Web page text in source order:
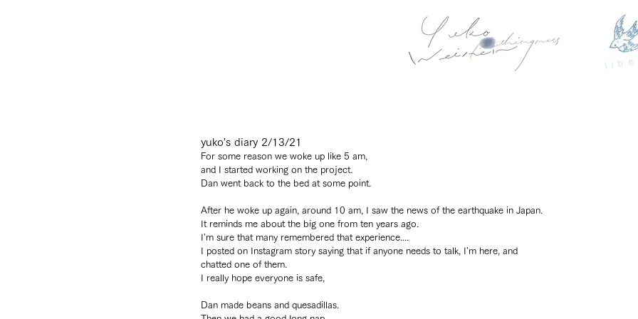
yuko's diary 2/13/21
For some reason we woke up like 5 am,
and I started working on the project.
Dan went back to the bed at some point.
After he woke up again, around 10 am, I saw the news of the earthquake in Japan.
It reminds me about the big one from ten years ago.
I'm sure that many remembered that experience....
I posted on Instagram story saying that if anyone needs to talk, I'm here, and
chatted one of them.
I really hope everyone is safe,
Dan made beans and quesadillas.